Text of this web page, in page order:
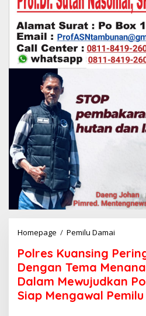
Homepage / Pemilu Damai
l
r
e
s
K
Polres Kuansing
Dengan Tema
Dalam Mewujudkan
Siap Mengawal